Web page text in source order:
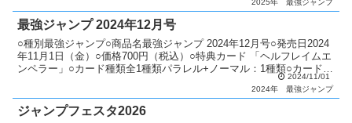
2025年
最強ジャンプ
最強ジャンプ 2024年12月号
○種別最強ジャンプ○商品名最強ジャンプ 2024年12月号○発売日2024
年11月1日（金）○価格700円（税込）○特典カード 「ヘルフレイムエ
ンペラー」○カード種類全1種類パラレル+ノーマル：1種類○カードリ
2024/11/01
2024年
最強ジャンプ
ジャンプフェスタ2026